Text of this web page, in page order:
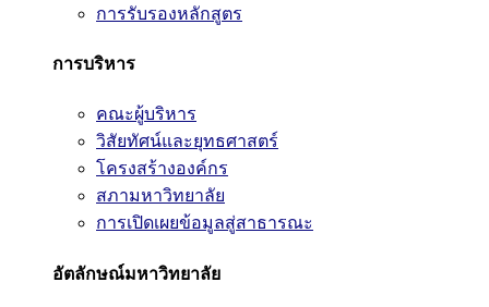
การรับรองหลักสูตร
การบริหาร
คณะผู้บริหาร
วิสัยทัศน์และยุทธศาสตร์
โครงสร้างองค์กร
สภามหาวิทยาลัย
การเปิดเผยข้อมูลสู่สาธารณะ
อัตลักษณ์มหาวิทยาลัย